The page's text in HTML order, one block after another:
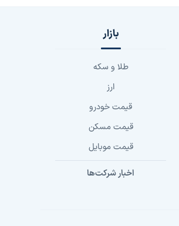
بازار
طلا و سکه
ارز
قیمت خودرو
قیمت مسکن
قیمت موبایل
اخبار شرکت‌ها